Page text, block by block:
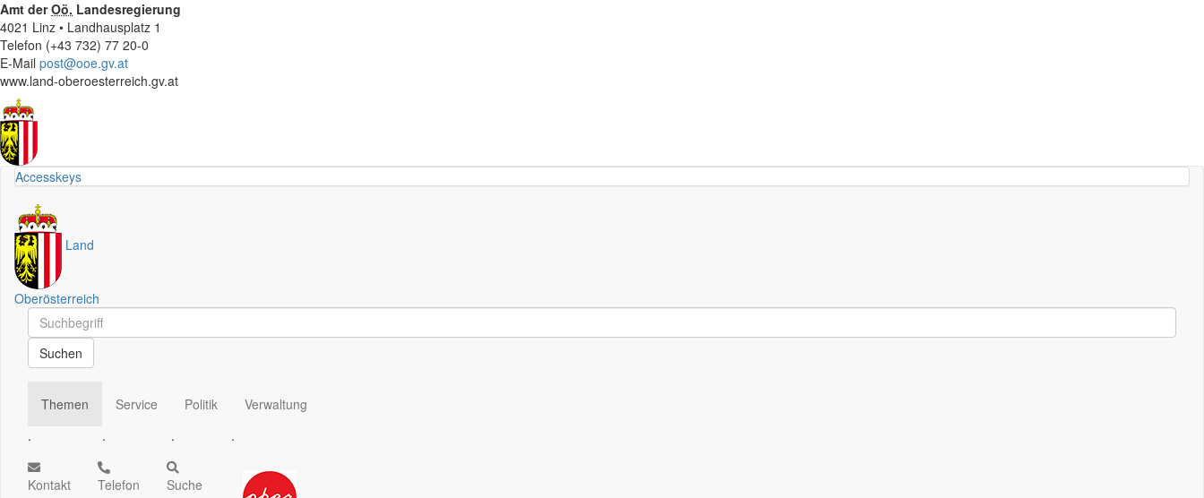
Amt derOö. Landesregierung
4021 Linz • Landhausplatz 1
Telefon (+43 732) 77 20-0
E-Mail post@ooe.gv.at
www.land-oberoesterreich.gv.at
Accesskeys
Land
Oberösterreich
Schnellsuche
Schnellsuche
Suchen
Themen
.
Service
.
Politik
.
Verwaltung
.
Kontakt
Telefon
Suche